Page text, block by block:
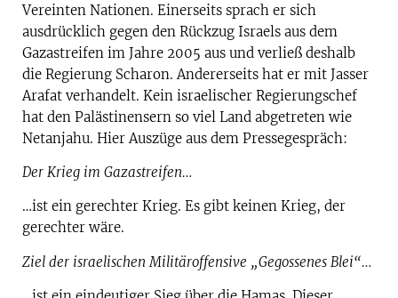
Vereinten Nationen. Einerseits sprach er sich
ausdrücklich gegen den Rückzug Israels aus dem
Gazastreifen im Jahre 2005 aus und verließ deshalb
die Regierung Scharon. Andererseits hat er mit Jasser
Arafat verhandelt. Kein israelischer Regierungschef
hat den Palästinensern so viel Land abgetreten wie
Netanjahu. Hier Auszüge aus dem Pressegespräch:
Der Krieg im Gazastreifen…
…ist ein gerechter Krieg. Es gibt keinen Krieg, der
gerechter wäre.
Ziel der israelischen Militäroffensive „Gegossenes Blei“…